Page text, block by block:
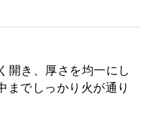
開き、厚さを均一にし
までしっかり火が通り